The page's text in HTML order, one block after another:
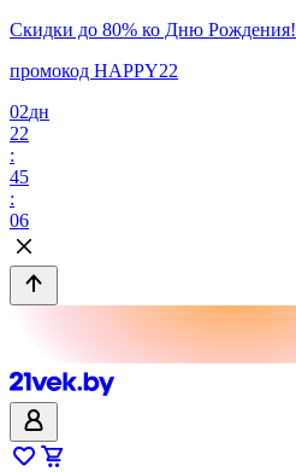
Скидки до 80% ко Дню Рождения!
промокод HAPPY22
02дн
22
:
45
:
06